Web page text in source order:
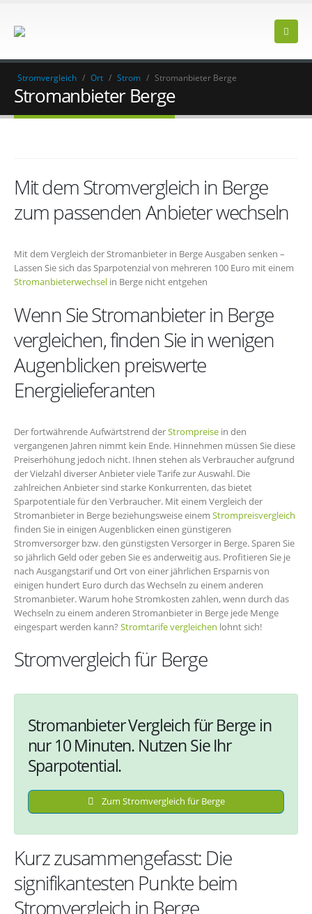
Stromvergleich / Ort / Strom / Stromanbieter Berge
Stromanbieter Berge
Mit dem Stromvergleich in Berge
zum passenden Anbieter wechseln
Mit dem Vergleich der Stromanbieter in Berge Ausgaben senken –
Lassen Sie sich das Sparpotenzial von mehreren 100 Euro mit einem
Stromanbieterwechsel in Berge nicht entgehen
Wenn Sie Stromanbieter in Berge
vergleichen, finden Sie in wenigen
Augenblicken preiswerte
Energielieferanten
Der fortwährende Aufwärtstrend derStrompreise in den
vergangenen Jahren nimmt kein Ende. Hinnehmen müssen Sie diese
Preiserhöhung jedoch nicht. Ihnen stehen als Verbraucher aufgrund
der Vielzahl diverser Anbieter viele Tarife zur Auswahl. Die
zahlreichen Anbieter sind starke Konkurrenten, das bietet
Sparpotentiale für den Verbraucher. Mit einem Vergleich der
Stromanbieter in Berge beziehungsweise einem Strompreisvergleich
finden Sie in einigen Augenblicken einen günstigeren
Stromversorger bzw. den günstigsten Versorger in Berge. Sparen Sie
so jährlich Geld oder geben Sie es anderweitig aus. Profitieren Sie je
nach Ausgangstarif und Ort von einer jährlichen Ersparnis von
einigen hundert Euro durch das Wechseln zu einem anderen
Stromanbieter. Warum hohe Stromkosten zahlen, wenn durch das
Wechseln zu einem anderen Stromanbieter in Berge jede Menge
eingespart werden kann? Stromtarife vergleichen lohnt sich!
Stromvergleich für Berge
Stromanbieter Vergleich für Berge in
nur 10 Minuten. Nutzen Sie Ihr
Sparpotential.
Zum Stromvergleich für Berge
Kurz zusammengefasst: Die
signifikantesten Punkte beim
Stromvergleich in Berge